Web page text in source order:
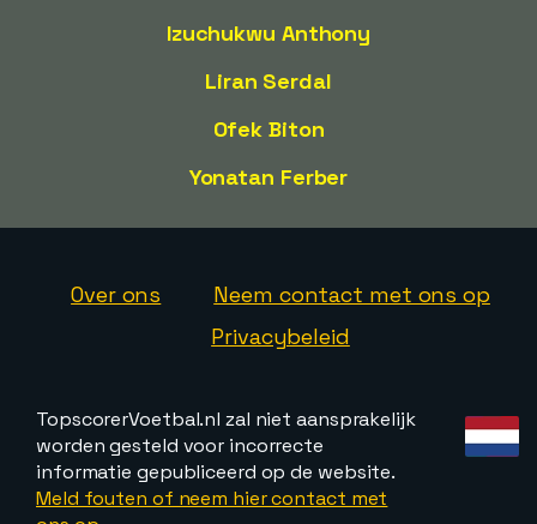
Izuchukwu Anthony
Liran Serdal
Ofek Biton
Yonatan Ferber
Over ons
Neem contact met ons op
Privacybeleid
TopscorerVoetbal.nl zal niet aansprakelijk
worden gesteld voor incorrecte
informatie gepubliceerd op de website.
Meld fouten of neem hier contact met